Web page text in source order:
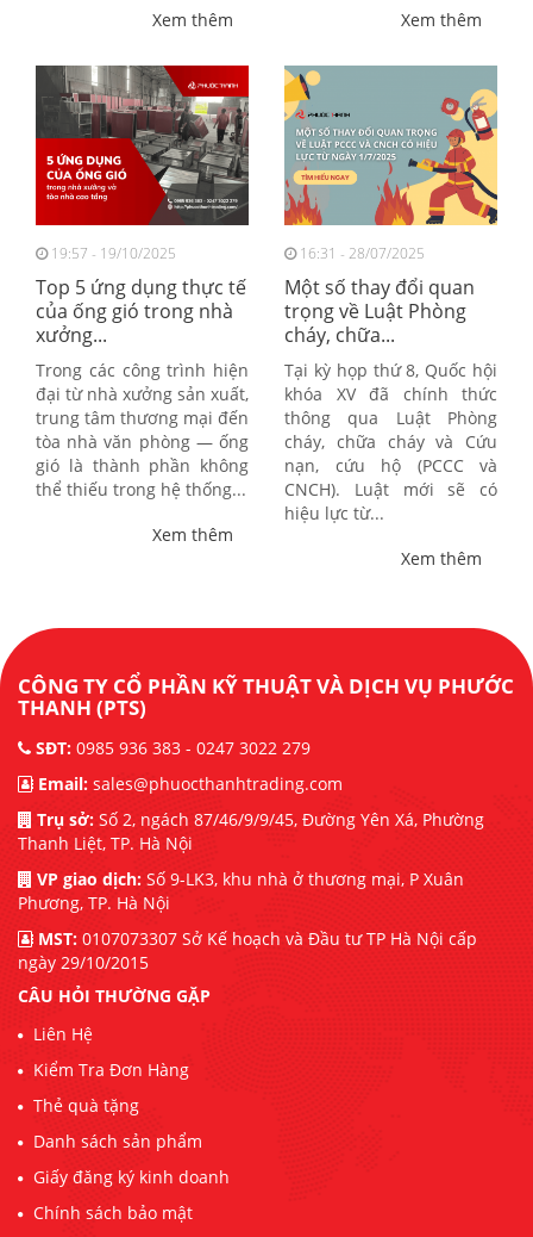
Xem thêm
Xem thêm
19:57 - 19/10/2025
Top 5 ứng dụng thực tế
của ống gió trong nhà
xưởng...
Trong các công trình hiện
đại từ nhà xưởng sản xuất,
trung tâm thương mại đến
tòa nhà văn phòng — ống
gió là thành phần không
thể thiếu trong hệ thống...
Xem thêm
16:31 - 28/07/2025
Một số thay đổi quan
trọng về Luật Phòng
cháy, chữa...
Tại kỳ họp thứ 8, Quốc hội
khóa XV đã chính thức
thông qua Luật Phòng
cháy, chữa cháy và Cứu
nạn, cứu hộ (PCCC và
CNCH). Luật mới sẽ có
hiệu lực từ...
Xem thêm
CÔNG TY CỔ PHẦN KỸ THUẬT VÀ DỊCH VỤ PHƯỚC
THANH (PTS)
SĐT: 0985 936 383 - 0247 3022 279
Email: sales@phuocthanhtrading.com
Trụ sở: Số 2, ngách 87/46/9/9/45, Đường Yên Xá, Phường
Thanh Liệt, TP. Hà Nội
VP giao dịch: Số 9-LK3, khu nhà ở thương mại, P Xuân
Phương, TP. Hà Nội
MST: 0107073307 Sở Kế hoạch và Đầu tư TP Hà Nội cấp
ngày 29/10/2015
CÂU HỎI THƯỜNG GẶP
Liên Hệ
Kiểm Tra Đơn Hàng
Thẻ quà tặng
Danh sách sản phẩm
Giấy đăng ký kinh doanh
Chính sách bảo mật